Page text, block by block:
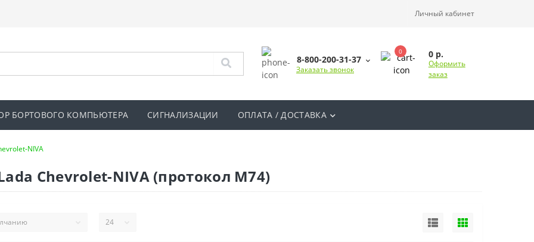
Личный кабинет
8-800-200-31-37
Заказать звонок
0 0 р.
Оформить
заказ
БОРТОВОГО КОМПЬЮТЕРА СИГНАЛИЗАЦИИ ОПЛАТА / ДОСТАВКА
NIVA
Chevrolet-NIVA (протокол М74)